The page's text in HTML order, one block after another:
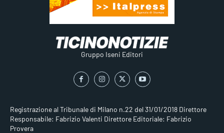
Gruppo Iseni Editori
Registrazione al Tribunale di Milano n.22 del 31/01/2018 Direttore
Responsabile: Fabrizio Valenti Direttore Editoriale: Fabrizio
Provera